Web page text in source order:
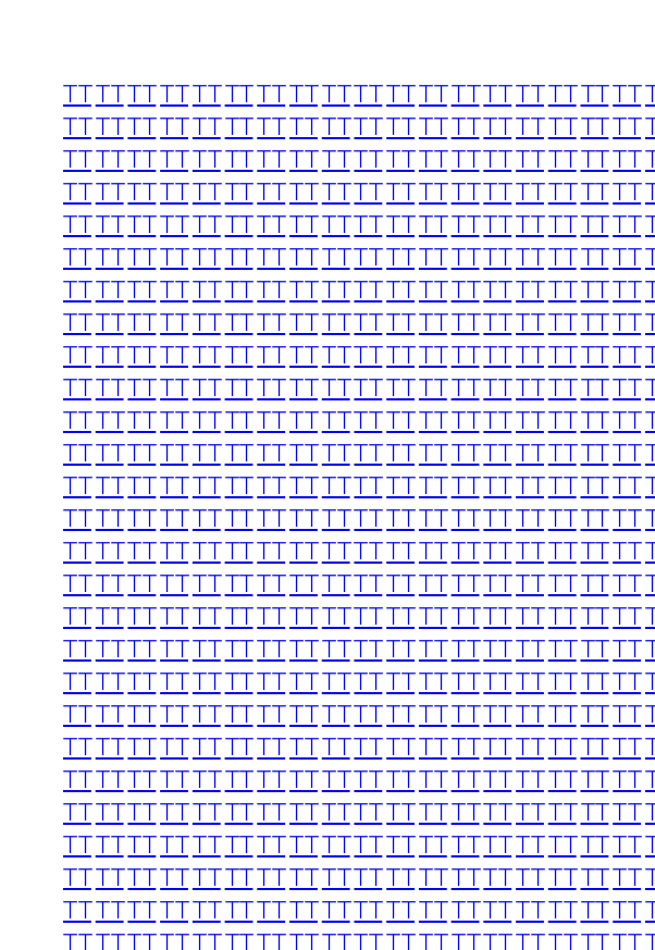
TTTTTTTTTTTTTTTTTTTTTTTTTTTTTTTTTTTT
TTTTTTTTTTTTTTTTTTTTTTTTTTTTTTTTTTTT
TTTTTTTTTTTTTTTTTTTTTTTTTTTTTTTTTTTT
TTTTTTTTTTTTTTTTTTTTTTTTTTTTTTTTTTTT
TTTTTTTTTTTTTTTTTTTTTTTTTTTTTTTTTTTT
TTTTTTTTTTTTTTTTTTTTTTTTTTTTTTTTTTTT
TTTTTTTTTTTTTTTTTTTTTTTTTTTTTTTTTTTT
TTTTTTTTTTTTTTTTTTTTTTTTTTTTTTTTTTTT
TTTTTTTTTTTTTTTTTTTTTTTTTTTTTTTTTTTT
TTTTTTTTTTTTTTTTTTTTTTTTTTTTTTTTTTTT
TTTTTTTTTTTTTTTTTTTTTTTTTTTTTTTTTTTT
TTTTTTTTTTTTTTTTTTTTTTTTTTTTTTTTTTTT
TTTTTTTTTTTTTTTTTTTTTTTTTTTTTTTTTTTT
TTTTTTTTTTTTTTTTTTTTTTTTTTTTTTTTTTTT
TTTTTTTTTTTTTTTTTTTTTTTTTTTTTTTTTTTT
TTTTTTTTTTTTTTTTTTTTTTTTTTTTTTTTTTTT
TTTTTTTTTTTTTTTTTTTTTTTTTTTTTTTTTTTT
TTTTTTTTTTTTTTTTTTTTTTTTTTTTTTTTTTTT
TTTTTTTTTTTTTTTTTTTTTTTTTTTTTTTTTTTT
TTTTTTTTTTTTTTTTTTTTTTTTTTTTTTTTTTTT
TTTTTTTTTTTTTTTTTTTTTTTTTTTTTTTTTTTT
TTTTTTTTTTTTTTTTTTTTTTTTTTTTTTTTTTTT
TTTTTTTTTTTTTTTTTTTTTTTTTTTTTTTTTTTT
TTTTTTTTTTTTTTTTTTTTTTTTTTTTTTTTTTTT
TTTTTTTTTTTTTTTTTTTTTTTTTTTTTTTTTTTT
TTTTTTTTTTTTTTTTTTTTTTTTTTTTTTTTTTTT
TTTTTTTTTTTTTTTTTTTTTTTTTTTTTTTTTTTT